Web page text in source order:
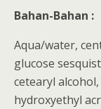
Bahan-Bahan :
Aqua/water,
glucose
cetearyl
hydroxyethyl